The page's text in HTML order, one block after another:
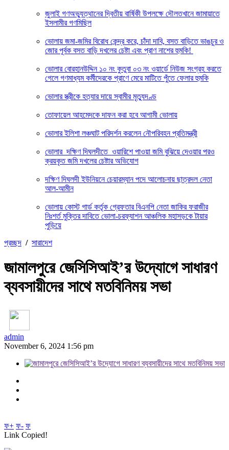
জুলাই গণঅভ্যুত্থানের দ্বিতীয় বার্ষিকী উপলক্ষে দৌলতখানে জামায়াতে
ইসলামীর গণমিছিল
ভোলায় জমা-জমির বিরোধ কেন্দ্র করে, চাঁদা দাবি, বসত বাড়িতে ভাঙচুর ও
জোর পূর্বক বসত বাড়ি দখলের চেষ্টা এবং প্রাণ নাশের হুমকি! ‎
ভোলার বোরহানউদ্দিন ১০ নং কুতুবা ০৩ নং ওয়ার্ডে নিউজ সংগ্রহ করতে
গেলে গণমাধ্যম কর্মীদেরকে প্রাণে মেরে মাটিতে পুঁতে ফেলার হুমকি
ভোলার স্ত্রীকে হত্যার দায়ে স্বামীর মৃত্যুদণ্ড
তোফায়েল আহমেদকে দাফন করা হবে আগামী ভোলায়
ভোলার ইলিশা লঞ্চঘাট পরিদর্শন করলেন নৌপরিবহন প্রতিমন্ত্রী
ভোলার দক্ষিণ দিঘলদীতে ওয়ারিশে পাওয়া জমি বুঝিয়ে দেওয়ার পরও
ক্রয়কৃত জমি দখলের চেষ্টার অভিযোগ
দক্ষিণ দিঘলদী ইউনিয়নে চেয়ারম্যান পদে আলোচনায় ছাত্রদল নেতা
আল-আমীন
ভোলায় কোস্ট গার্ড কর্তৃক গ্রেফতার বিএনপি নেতা জাকির ফরাজীর
নিঃশর্ত মুক্তির দাবিতে ভোলা-চরফ্যাশন আঞ্চলিক মহাসড়কে টায়ার
পুড়িয়ে
প্রচ্ছদ / সারাদেশ
জামালপুরে জেসিসিআই’র উদ্যােগে সাধারণ
ব্যবসায়ীদের সাথে মতবিনিময় সভা
admin
November 6, 2024 1:56 pm
ফ+ ফ- ফ
Link Copied!